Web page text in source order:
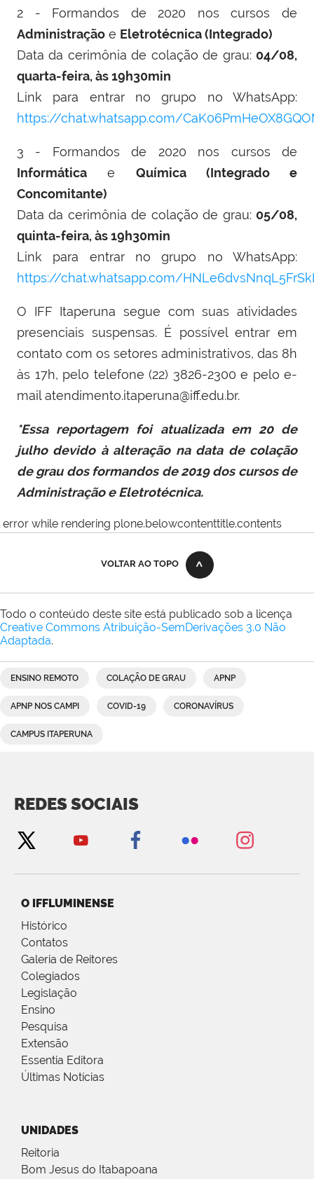
2 - Formandos de 2020 nos cursos de
Administração e Eletrotécnica (Integrado)
Data da cerimônia de colação de grau: 04/08,
quarta-feira, às 19h30min
Link para entrar no grupo no WhatsApp:
https://chat.whatsapp.com/
3 - Formandos de 2020 nos cursos de
Informática e Química (Integrado e
Concomitante)
Data da cerimônia de colação de grau: 05/08,
quinta-feira, às 19h30min
Link para entrar no grupo no WhatsApp:
https://chat.whatsapp.com/
O IFF Itaperuna segue com suas atividades
presenciais suspensas. É possível entrar em
contato com os setores administrativos, das 8h
às 17h, pelo telefone (22) 3826-2300 e pelo e-
mail atendimento.itaperuna@iff.edu.br.
*Essa reportagem foi atualizada em 20 de
julho devido à alteração na data de colação
de grau dos formandos de 2019 dos cursos de
Administração e Eletrotécnica.
error while rendering plone.belowcontenttitle.contents
VOLTAR AO TOPO
Todo o conteúdo deste site está publicado sob a licença
Creative Commons Atribuição-SemDerivações 3.0 Não
Adaptada.
ENSINO REMOTO COLAÇÃO DE GRAU APNP
APNP NOS CAMPI COVID-19 CORONAVÍRUS
CAMPUS ITAPERUNA
REDES SOCIAIS
O IFFLUMINENSE
Histórico
Contatos
Galeria de Reitores
Colegiados
Legislação
Ensino
Pesquisa
Extensão
Essentia Editora
Últimas Notícias
UNIDADES
Reitoria
Bom Jesus do Itabapoana